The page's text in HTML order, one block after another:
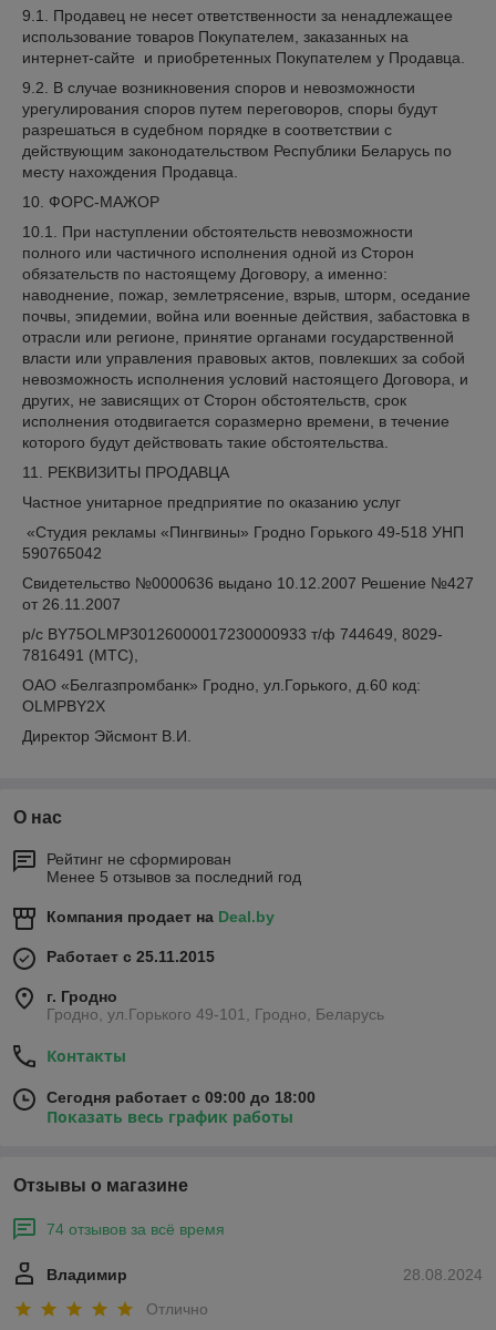
9.1. Продавец не несет ответственности за ненадлежащее
использование товаров Покупателем, заказанных на
интернет-сайте и приобретенных Покупателем у Продавца.
9.2. В случае возникновения споров и невозможности
урегулирования споров путем переговоров, споры будут
разрешаться в судебном порядке в соответствии с
действующим законодательством Республики Беларусь по
месту нахождения Продавца.
10. ФОРС-МАЖОР
10.1. При наступлении обстоятельств невозможности
полного или частичного исполнения одной из Сторон
обязательств по настоящему Договору, а именно:
наводнение, пожар, землетрясение, взрыв, шторм, оседание
почвы, эпидемии, война или военные действия, забастовка в
отрасли или регионе, принятие органами государственной
власти или управления правовых актов, повлекших за собой
невозможность исполнения условий настоящего Договора, и
других, не зависящих от Сторон обстоятельств, срок
исполнения отодвигается соразмерно времени, в течение
которого будут действовать такие обстоятельства.
11. РЕКВИЗИТЫ ПРОДАВЦА
Частное унитарное предприятие по оказанию услуг
«Студия рекламы «Пингвины» Гродно Горького 49-518 УНП
590765042
Свидетельство №0000636 выдано 10.12.2007 Решение №427
от 26.11.2007
р/с BY75OLMP30126000017230000933 т/ф 744649, 8029-
7816491 (МТС),
ОАО «Белгазпромбанк» Гродно, ул.Горького, д.60 код:
OLMPBY2X
Директор Эйсмонт В.И.
О нас
Рейтинг не сформирован
Менее 5 отзывов за последний год
Компания продает на Deal.by
Работает с 25.11.2015
г. Гродно
Гродно, ул.Горького 49-101, Гродно, Беларусь
Контакты
Сегодня работает с 09:00 до 18:00
Показать весь график работы
Отзывы о магазине
74 отзывов за всё время
28.08.2024
Владимир
Отлично